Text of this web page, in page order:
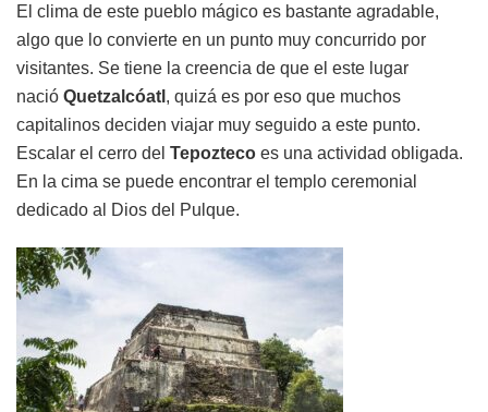
El clima de este pueblo mágico es bastante agradable,
algo que lo convierte en un punto muy concurrido por
visitantes. Se tiene la creencia de que el este lugar
nació Quetzalcóatl , quizá es por eso que muchos
capitalinos deciden viajar muy seguido a este punto.
Escalar el cerro del Tepozteco es una actividad obligada.
En la cima se puede encontrar el templo ceremonial
dedicado al Dios del Pulque.